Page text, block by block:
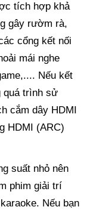
tích hợp khả
gây rườm rà,
cổng kết nối
mái nghe
Nếu kết
quá trình sử
cắm dây HDMI
HDMI (ARC)
suất nhỏ nên
phim giải trí
Nếu bạn